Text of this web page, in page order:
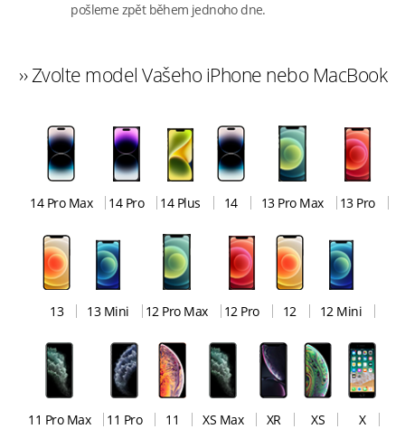
pošleme zpět během jednoho dne.
›› Zvolte model Vašeho iPhone nebo MacBook
14 Pro Max 14 Pro 14 Plus 14 13 Pro Max 13 Pro
13 13 Mini 12 Pro Max 12 Pro 12 12 Mini
11 Pro Max 11 Pro 11 XS Max XR XS X